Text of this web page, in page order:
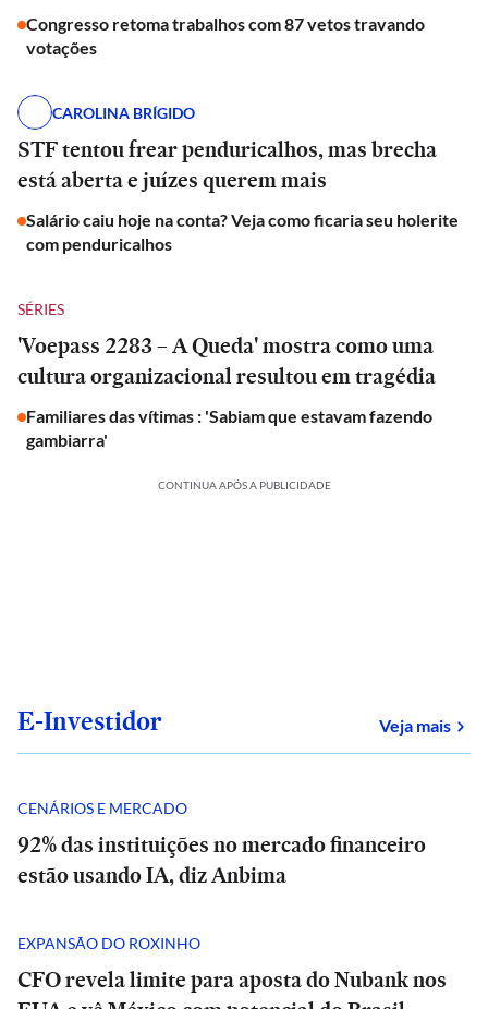
Congresso retoma trabalhos com 87 vetos travando
votações
CAROLINA BRÍGIDO
STF tentou frear penduricalhos, mas brecha
está aberta e juízes querem mais
Salário caiu hoje na conta? Veja como ficaria seu holerite
com penduricalhos
SÉRIES
'Voepass 2283 – A Queda' mostra como uma
cultura organizacional resultou em tragédia
Familiares das vítimas : 'Sabiam que estavam fazendo
gambiarra'
CONTINUA APÓS A PUBLICIDADE
E-Investidor Veja mais
CENÁRIOS E MERCADO
92% das instituições no mercado financeiro
estão usando IA, diz Anbima
EXPANSÃO DO ROXINHO
CFO revela limite para aposta do Nubank nos